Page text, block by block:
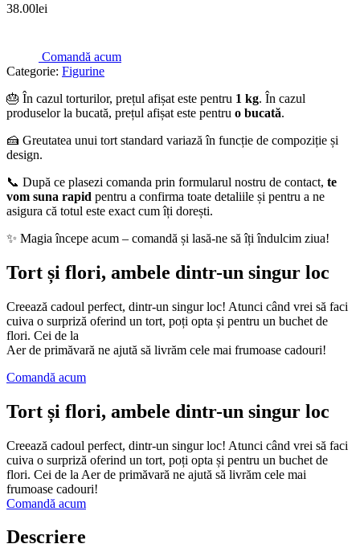
38.00lei
Comandă acum
Categorie: Figurine
🎂 În cazul torturilor, prețul afișat este pentru 1 kg. În cazul
produselor la bucată, prețul afișat este pentru o bucată.
🍰 Greutatea unui tort standard variază în funcție de compoziție și
design.
📞 După ce plasezi comanda prin formularul nostru de contact, te
vom suna rapid pentru a confirma toate detaliile și pentru a ne
asigura că totul este exact cum îți dorești.
✨ Magia începe acum – comandă și lasă-ne să îți îndulcim ziua!
Tort și flori, ambele dintr-un singur loc
Creează cadoul perfect, dintr-un singur loc! Atunci când vrei să faci
cuiva o surpriză oferind un tort, poți opta și pentru un buchet de
flori. Cei de la
Aer de primăvară ne ajută să livrăm cele mai frumoase cadouri!
Comandă acum
Tort și flori, ambele dintr-un singur loc
Creează cadoul perfect, dintr-un singur loc! Atunci când vrei să faci
cuiva o surpriză oferind un tort, poți opta și pentru un buchet de
flori. Cei de la Aer de primăvară ne ajută să livrăm cele mai
frumoase cadouri!
Comandă acum
Descriere